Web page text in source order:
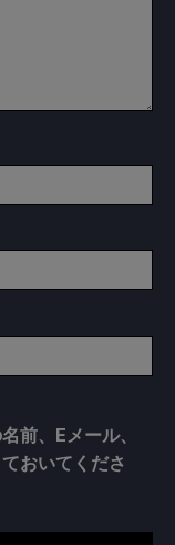
前、Eメール、
おいてくださ